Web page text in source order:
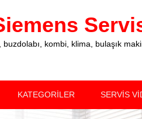
kombi, klima, bulaşık
KATEGORİLER SERVİS